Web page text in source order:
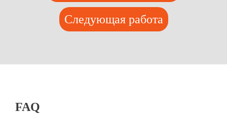
Следующая работа
FAQ